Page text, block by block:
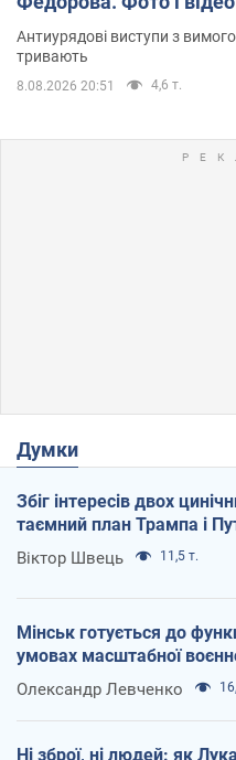
Антиурядові виступи з
тривають
8.08.2026 20:51 4,6 т.
Думки
Збіг інтересів двох
таємний план Трампа і
Віктор Швець 11,5 т.
Мінськ готується до
умовах масштабної
Олександр Левченко
Ні зброї, ні людей: як